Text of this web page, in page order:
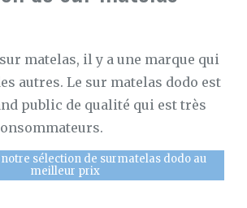
matelas, il y a une marque qui
autres. Le sur matelas dodo est
public de qualité qui est très
notre sélection de surmatelas dodo au
meilleur prix